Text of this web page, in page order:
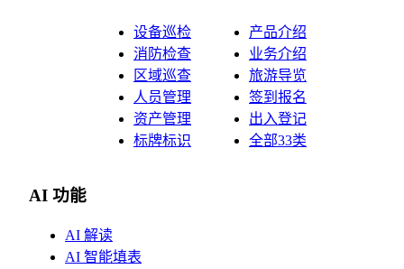
设备巡检
消防检查
区域巡查
人员管理
资产管理
标牌标识
产品介绍
业务介绍
旅游导览
签到报名
出入登记
全部33类
AI 功能
AI 解读
AI 智能填表